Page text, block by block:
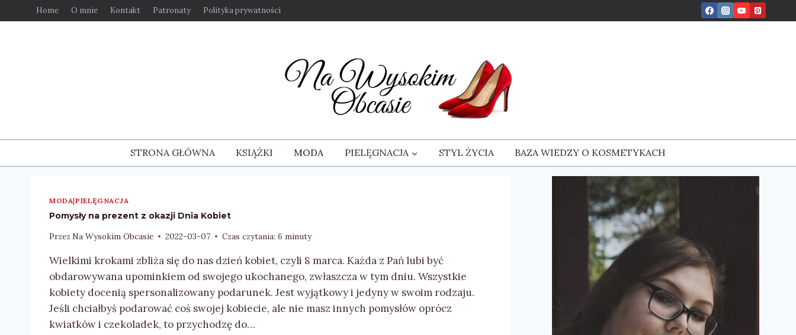
do
Home O mnie Kontakt Patronaty Polityka prywatności
STRONA GŁÓWNA KSIĄŻKI MODA PIELĘGNACJA STYL ŻYCIA BAZA WIEDZY O KOSMETYKACH
MODA|PIELĘGNACJA
Pomysły na prezent z okazji Dnia Kobiet
Przez Na Wysokim Obcasie 2022-03-07 Czas czytania: 6 minuty
Wielkimi krokami zbliża się do nas dzień kobiet, czyli 8 marca. Każda z Pań lubi być
obdarowywana upominkiem od swojego ukochanego, zwłaszcza w tym dniu. Wszystkie
kobiety docenią spersonalizowany podarunek. Jest wyjątkowy i jedyny w swoim rodzaju.
Jeśli chciałbyś podarować coś swojej kobiecie, ale nie masz innych pomysłów oprócz
kwiatków i czekoladek, to przychodzę do…